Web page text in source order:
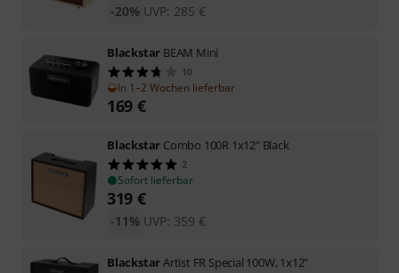
UVP: 285 €
-20%
Blackstar BEAM Mini
10
In 1–2 Wochen lieferbar
169 €
Blackstar Combo 100R 1x12" Black
2
Sofort lieferbar
319 €
UVP: 359 €
-11%
BlackstarArtist FR Special 100W, 1x12"